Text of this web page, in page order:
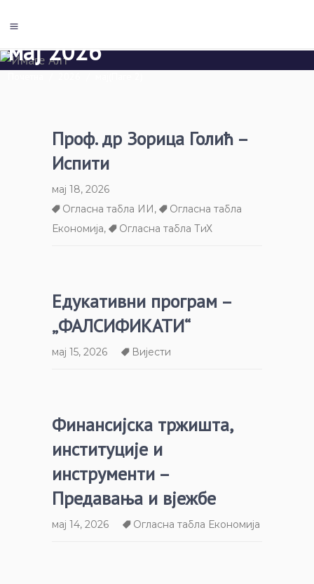
мај 2026
Проф. др Зорица Голић –
Испити
мај 18, 2026
Огласна табла ИИ,
Огласна табла
Економија, Огласна табла ТиХ
Едукативни програм –
„ФАЛСИФИКАТИ“
мај 15, 2026 Вијести
Финансијска тржишта,
институције и
инструменти –
Предавања и вјежбе
мај 14, 2026 Огласна табла Економија